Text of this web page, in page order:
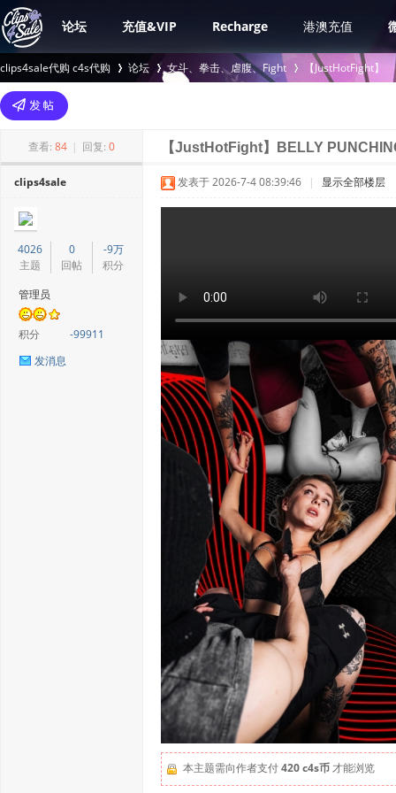
论坛 充值&VIP Recharge 港澳充值
clips4sale代购 c4s代购
>
论坛 女斗、拳击、虐腹、Fight
›
【JustHotFight】
查看: 84 | 回复: 0 【JustHotFight】BELLY
clips4sale
4026
主题
0
回帖
-9万
积分
管理员
积分
-99911
发消息
发表于 2026-7-4 08:39:46 | 显示全部楼层
本主题需向作者支付420 c4s币才能浏览